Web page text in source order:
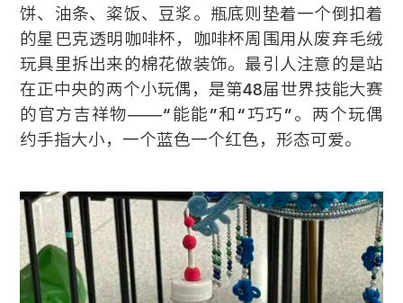
饼、油条、粢饭、豆浆。瓶底则垫着一个倒扣着
的星巴克透明咖啡杯，咖啡杯周围用从废弃毛绒
玩具里拆出来的棉花做装饰。最引人注意的是站
在正中央的两个小玩偶，是第48届世界技能大赛
的官方吉祥物——“能能”和“巧巧”。两个玩偶
约手指大小，一个蓝色一个红色，形态可爱。